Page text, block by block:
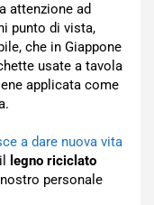
attenzione ad
punto di vista,
che in Giappone
usate a tavola
applicata come
a dare nuova vita
legno riciclato
personale